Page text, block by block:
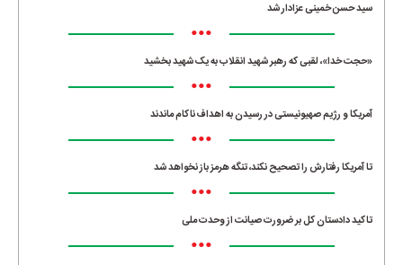
سید حسن خمینی عزادار شد
•••
«حجت خدا»، لقبی که رهبر شهید انقلاب به یک شهید بخشید
•••
آمریکا و رژیم صهیونیستی در رسیدن به اهداف ناکام ماندند
•••
تا آمریکا رفتارش را تصحیح نکند، تنگه هرمز باز نخواهد شد
•••
تاکید دادستان کل بر ضرورت صیانت از وحدت ملی
•••